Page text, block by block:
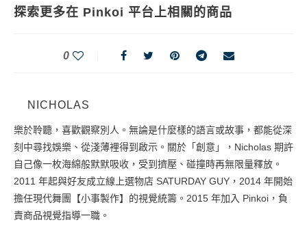
探索更多在 Pinkoi 平台上相關的商品
0
NICHOLAS
樂於聆聽，喜歡觀察別人。無論是什麼樣的語言或故事，都能從深
刻中尋找娛樂、從淺薄裡得到啟示。關於「創意」，Nicholas 期許
自己像一枚海綿般默默吸收，受到擠壓、碰撞時再無限量釋放。
2011 年起與好友成立線上選物店 SATURDAY GUY，2014 年開始
擔任現代舞團【小事製作】的視覺統籌。2015 年加入 Pinkoi，負
責商品視覺指導一職。